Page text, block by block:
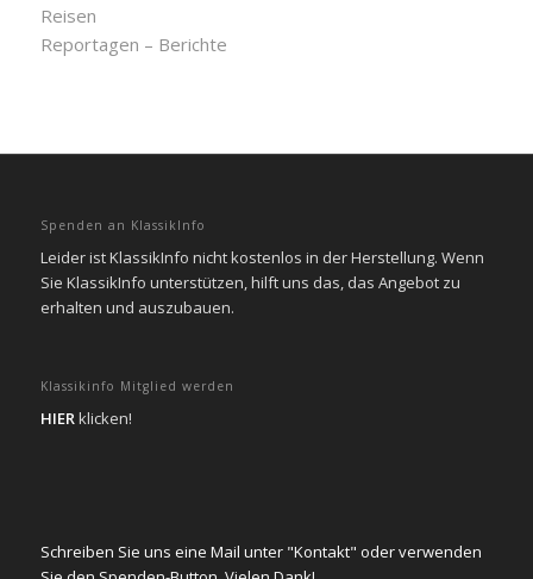
Reisen
Reportagen – Berichte
Spenden an KlassikInfo
Leider ist KlassikInfo nicht kostenlos in der Herstellung. Wenn
Sie KlassikInfo unterstützen, hilft uns das, das Angebot zu
erhalten und auszubauen.
Klassikinfo Mitglied werden
HIERklicken!
Schreiben Sie uns eine Mail unter "Kontakt" oder verwenden